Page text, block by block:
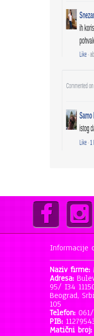
Informacije
Naziv firme:
Adresa:
95/ I34
Beograd,
105
Telefon: 061/
PIB:
Matični broj: